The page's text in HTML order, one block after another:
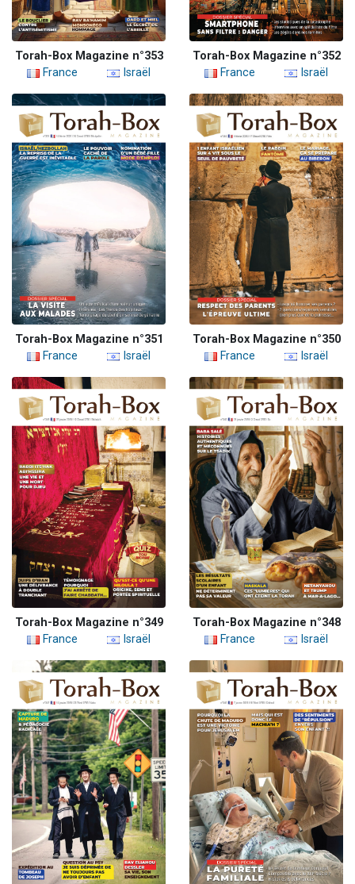
Torah-Box Magazine n°353
France
Israël
Torah-Box Magazine n°352
France
Israël
Torah-Box Magazine n°351
France
Israël
Torah-Box Magazine n°350
France
Israël
Torah-Box Magazine n°349
France
Israël
Torah-Box Magazine n°348
France
Israël